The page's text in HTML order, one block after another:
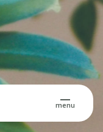
menu